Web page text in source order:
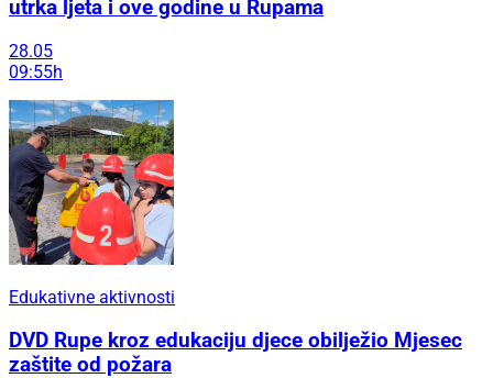
utrka ljeta i ove godine u Rupama
28.05
09:55h
Edukativne aktivnosti
DVD Rupe kroz edukaciju djece obilježio Mjesec
zaštite od požara